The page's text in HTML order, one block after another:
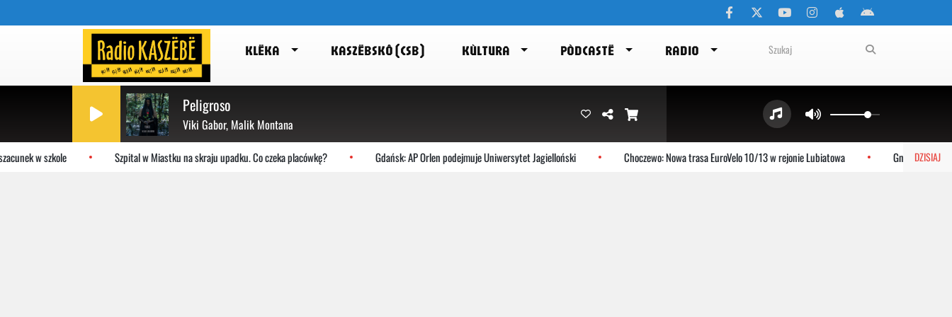
KLËKA KASZËBSKÔ (CSB) KÙLTURA PÒDCASTË RADIO
Peligroso
Viki Gabor, Malik Montana
DZISIAJ
w szkole Szpital w Miastku na skraju upadku. Co czeka placówkę? Gdańsk: AP Orlen podejmuje Uniwersytet Jagielloński Choczewo: Nowa trasa EuroVelo 10/13 w rejonie Lubiatowa Gniewino: